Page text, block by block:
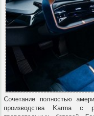
Сочетание полностью
производства Karma с